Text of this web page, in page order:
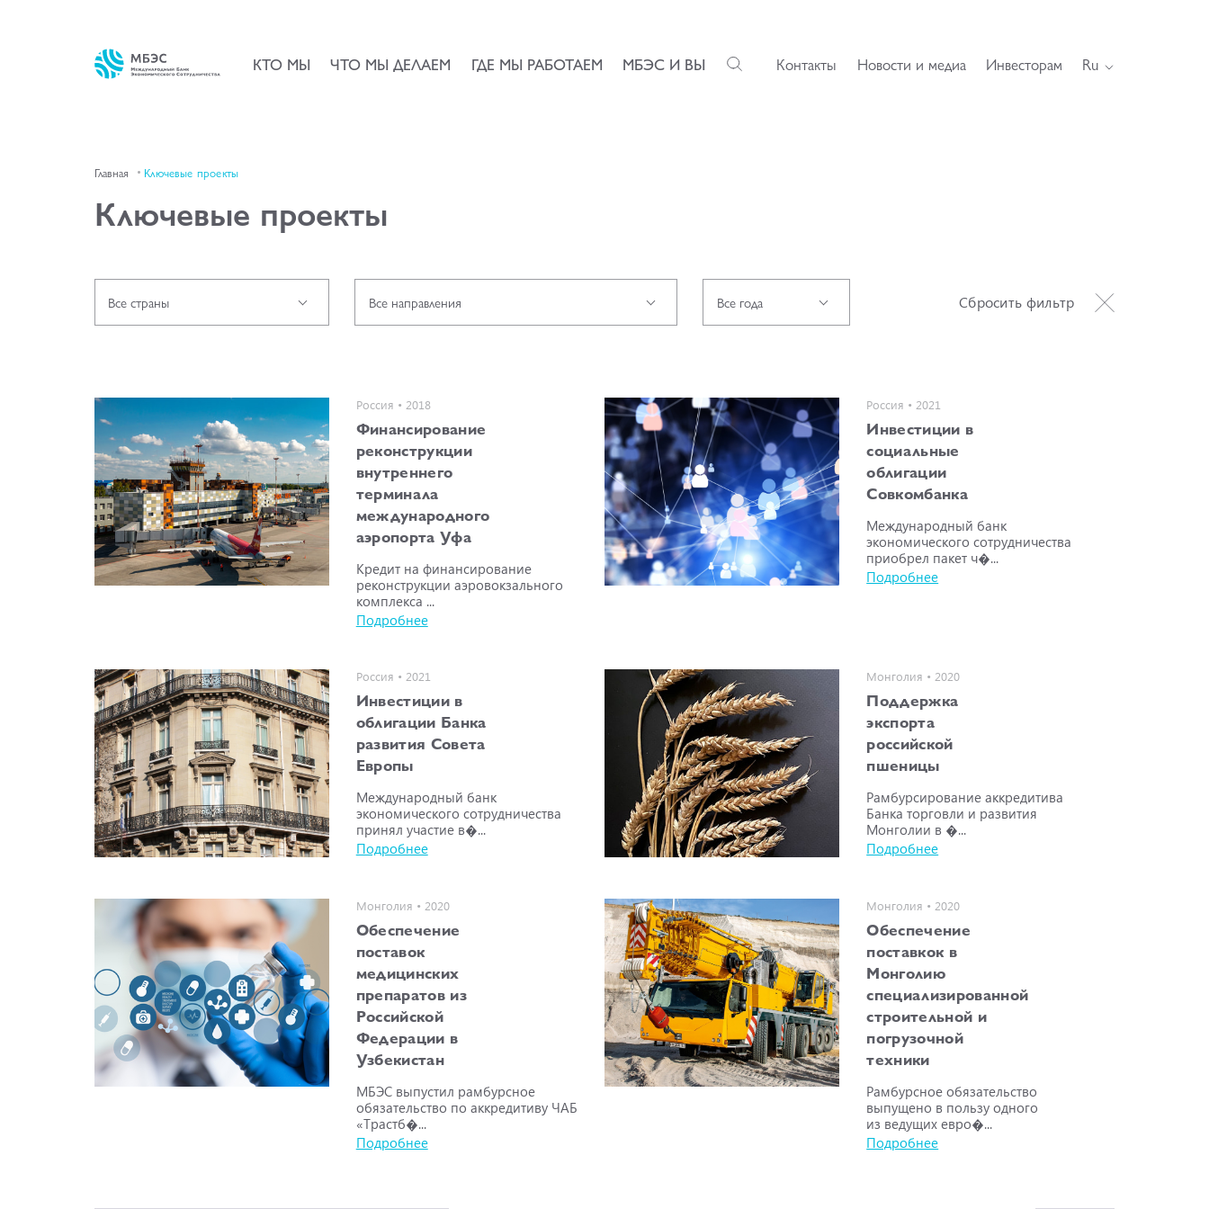
КТО МЫ ЧТО МЫ ДЕЛАЕМ ГДЕ МЫ РАБОТАЕМ МБЭС И ВЫ Контакты Новости и медиа Инвесторам Ru
Главная Ключевые проекты
Ключевые проекты
Все страны Все направления Все года Сбросить фильтр
Россия • 2018
Финансирование
реконструкции
внутреннего
терминала
международного
аэропорта Уфа
Кредит на финансирование
реконструкции аэровокзального
комплекса ...
Подробнее
Россия • 2021
Инвестиции в
социальные
облигации
Совкомбанка
Международный банк
экономического сотрудничества
приобрел пакет ч�...
Подробнее
Россия • 2021
Инвестиции в
облигации Банка
развития Совета
Европы
Международный банк
экономического сотрудничества
принял участие в�...
Подробнее
Монголия • 2020
Поддержка
экспорта
российской
пшеницы
Рамбурсирование аккредитива
Банка торговли и развития
Монголии в �...
Подробнее
Монголия • 2020
Обеспечение
поставок
медицинских
препаратов из
Российской
Федерации в
Узбекистан
МБЭС выпустил рамбурсное
обязательство по аккредитиву ЧАБ
«Трастб�...
Подробнее
Монголия • 2020
Обеспечение
поставкок в
Монголию
специализированной
строительной и
погрузочной
техники
Рамбурсное обязательство
выпущено в пользу одного
из ведущих евро�...
Подробнее